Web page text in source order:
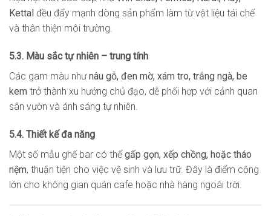
Kettal đều đẩy mạnh dòng sản phẩm làm từ vật liệu tái chế
và thân thiện môi trường.
5.3. Màu sắc tự nhiên – trung tính
Các gam màu nhưnâu gỗ, đen mờ, xám tro, trắng ngà, be
kem trở thành xu hướng chủ đạo, dễ phối hợp với cảnh quan
sân vườn và ánh sáng tự nhiên.
5.4. Thiết kế đa năng
Một số mẫu ghế bar có thểgấp gọn, xếp chồng, hoặc tháo
nệm, thuận tiện cho việc vệ sinh và lưu trữ. Đây là điểm cộng
lớn cho không gian quán cafe hoặc nhà hàng ngoài trời.